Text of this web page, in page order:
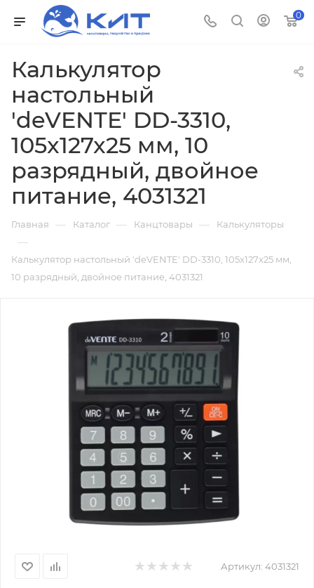
0
Калькулятор
настольный
'deVENTE' DD-3310,
105x127x25 мм, 10
разрядный, двойное
питание, 4031321
Главная — Каталог — Канцтовары — Калькуляторы
—
Калькулятор настольный 'deVENTE' DD-3310, 105x127x25 мм,
10 разрядный, двойное питание, 4031321
Артикул: 4031321